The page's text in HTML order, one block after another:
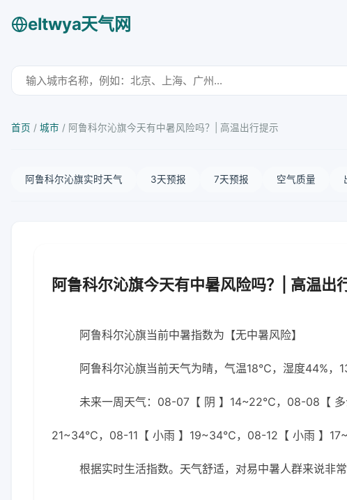
eltwya天气网
首页 / 城市 / 阿鲁科尔沁旗今天有中暑风险吗？| 高温出行提示
阿鲁科尔沁旗实时天气 3天预报 7天预报 空气质量
阿鲁科尔沁旗今天有中暑风险吗？| 高温出
阿鲁科尔沁旗当前中暑指数为【无中暑风险】
阿鲁科尔沁旗当前天气为晴，气温18℃，湿度44%，
未来一周天气：08-07【 阴 】14~22℃，08-08【
21~34℃，08-11【 小雨 】19~34℃，08-12【 小雨 】
根据实时生活指数。天气舒适，对易中暑人群来说非